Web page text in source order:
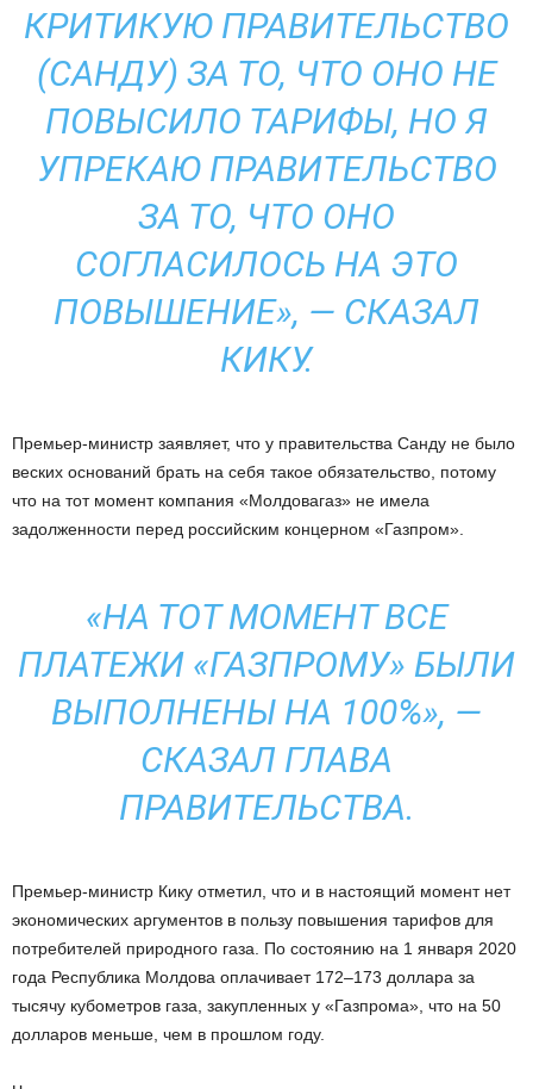
КРИТИКУЮ ПРАВИТЕЛЬСТВО
(САНДУ) ЗА ТО, ЧТО ОНО НЕ
ПОВЫСИЛО ТАРИФЫ, НО Я
УПРЕКАЮ ПРАВИТЕЛЬСТВО
ЗА ТО, ЧТО ОНО
СОГЛАСИЛОСЬ НА ЭТО
ПОВЫШЕНИЕ», — СКАЗАЛ
КИКУ.
Премьер-министр заявляет, что у правительства Санду не было
веских оснований брать на себя такое обязательство, потому
что на тот момент компания «Молдовагаз» не имела
задолженности перед российским концерном «Газпром».
«НА ТОТ МОМЕНТ ВСЕ
ПЛАТЕЖИ «ГАЗПРОМУ» БЫЛИ
ВЫПОЛНЕНЫ НА 100%», —
СКАЗАЛ ГЛАВА
ПРАВИТЕЛЬСТВА.
Премьер-министр Кику отметил, что и в настоящий момент нет
экономических аргументов в пользу повышения тарифов для
потребителей природного газа. По состоянию на 1 января 2020
года Республика Молдова оплачивает 172–173 доллара за
тысячу кубометров газа, закупленных у «Газпрома», что на 50
долларов меньше, чем в прошлом году.